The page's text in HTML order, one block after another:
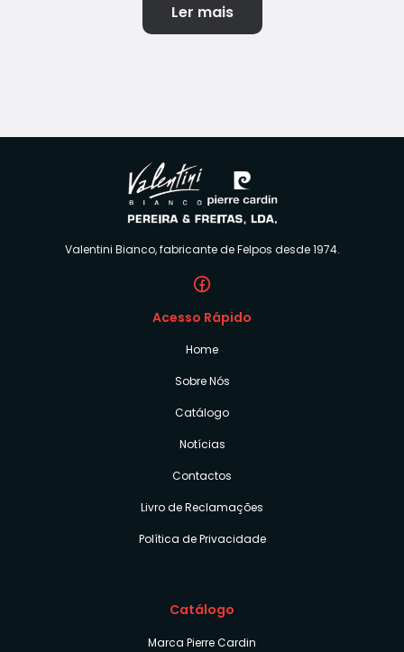
Ler mais
Valentini Bianco, fabricante de Felpos desde 1974.
Acesso Rápido
Home
Sobre Nós
Catálogo
Notícias
Contactos
Livro de Reclamações
Política de Privacidade
Catálogo
Marca Pierre Cardin